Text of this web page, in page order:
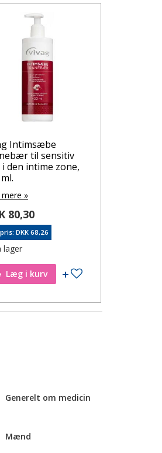
Intimsæbe
til sensitiv
i den intime zone,
»
80,30
DKK 68,26
lager
Læg i kurv Tilføj til ønskeseddel
Generelt om medicin
Mænd